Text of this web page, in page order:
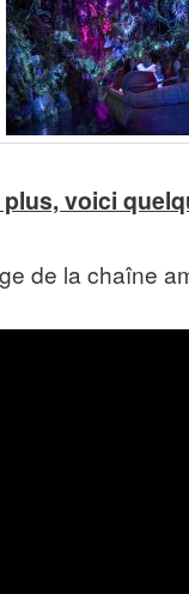
voici
de la chaîne